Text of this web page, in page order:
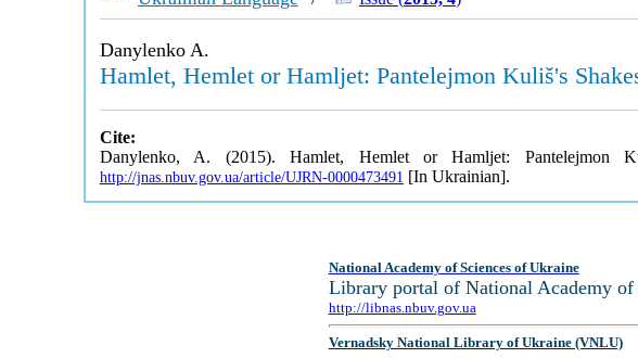
Danylenko A.
Hamlet, Hemlet or Hamljet: Pantelejmon Kuliš's
Cite:
Danylenko, A. (2015). Hamlet, Hemlet or Hamljet: Pantelejmon
http://jnas.nbuv.gov.ua/article/UJRN-0000473491 [In Ukrainian].
National Academy of Sciences of Ukraine
Library portal of National Academy
http://libnas.nbuv.gov.ua
Vernadsky National Library of Ukraine (VNLU)